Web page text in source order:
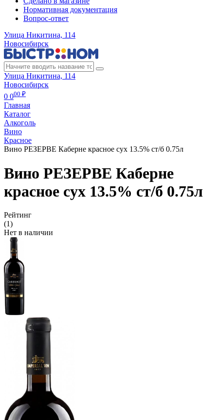
Нормативная документация
Вопрос-ответ
Улица Никитина, 114
Новосибирск
Улица Никитина, 114
Новосибирск
0 000 ₽
Главная
Каталог
Алкоголь
Вино
Красное
Вино РЕЗЕРВЕ Каберне красное сух 13.5% ст/б 0.75л
Вино РЕЗЕРВЕ Каберне
красное сух 13.5% ст/б 0.75л
Рейтинг
(1)
Нет в наличии